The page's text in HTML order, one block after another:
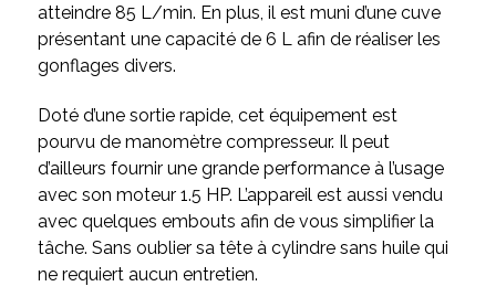
atteindre 85 L/min. En plus, il est muni d’une cuve
présentant une capacité de 6 L afin de réaliser les
gonflages divers.
Doté d’une sortie rapide, cet équipement est
pourvu de manomètre compresseur. Il peut
d’ailleurs fournir une grande performance à l’usage
avec son moteur 1.5 HP. L’appareil est aussi vendu
avec quelques embouts afin de vous simplifier la
tâche. Sans oublier sa tête à cylindre sans huile qui
ne requiert aucun entretien.